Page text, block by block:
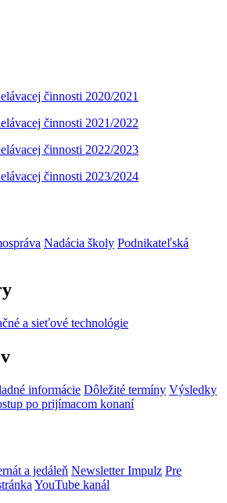
činnosti 2020/2021
činnosti 2021/2022
činnosti 2022/2023
činnosti 2023/2024
Nadácia školy Podnikateľská
a sieťové technológie
informácie Dôležité termíny Výsledky
po prijímacom konaní
a jedáleň Newsletter Impulz Pre
YouTube kanál